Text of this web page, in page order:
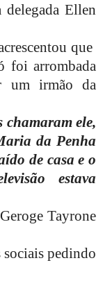
delegada Ellen
que
foi arrombada
um irmão da
chamaram ele,
da Penha
de casa e o
estava
Tayrone
pedindo